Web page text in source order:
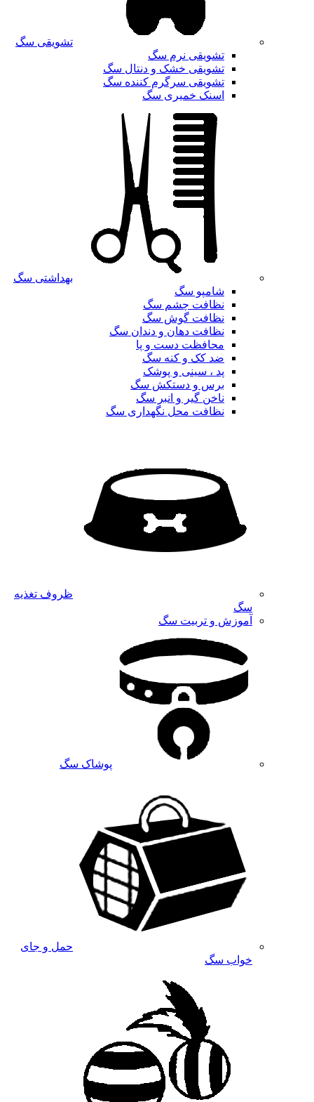
تشویقی سگ
تشویقی نرم سگ
تشویقی خشک و دنتال سگ
تشویقی سرگرم کننده سگ
اسنک خمیری سگ
بهداشتی سگ
شامپو سگ
نظافت چشم سگ
نظافت گوش سگ
نظافت دهان و دندان سگ
محافظت دست و پا
ضد کک و کنه سگ
پد ، سینی و پوشک
برس و دستکش سگ
ناخن گیر و انبر سگ
نظافت محل نگهداری سگ
ظروف تغذیه
سگ
آموزش و تربیت سگ
پوشاک سگ
حمل و جای
خواب سگ